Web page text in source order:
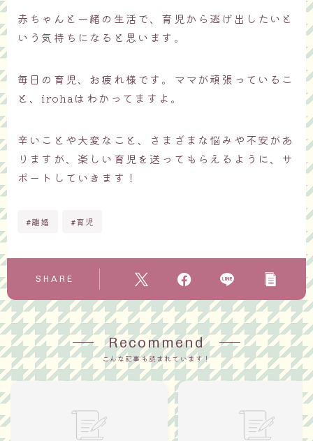
赤ちゃんと一緒の生活で、育児から逃げ出したいと
いう気持ちになると思います。
毎日の育児、お疲れ様です。ママが頑張っているこ
と、irohaはわかってますよ。
辛いことや大変なこと、さまざまな悩みや不安があ
りますが、楽しい育児を送ってもらえるように、サ
ポートしていきます！
#離婚 #育児
SHARE
Recommend
こんな記事も読まれています！